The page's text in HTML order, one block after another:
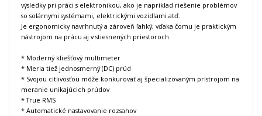
výsledky pri práci s elektronikou, ako je napríklad riešenie problémov
so solárnymi systémami, elektrickými vozidlami atď.
Je ergonomicky navrhnutý a zároveň ľahký, vďaka čomu je praktickým
nástrojom na prácu aj v stiesnených priestoroch.
* Moderný kliešťový multimeter
* Meria tiež jednosmerný (DC) prúd
* Svojou citlivosťou môže konkurovať aj špecializovaným prístrojom na
meranie unikajúcich prúdov
* True RMS
* Automatické nastavovanie rozsahov